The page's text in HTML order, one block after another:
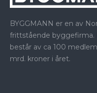
BYGGMANN er en av
frittstående byggefirma.
består av ca 100
mrd. kroner i året.